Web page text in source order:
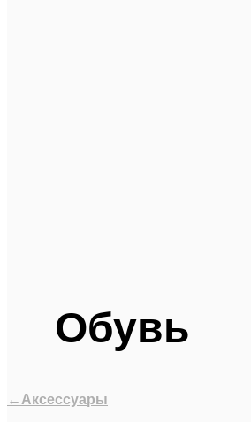
Обувь
←Аксессуары